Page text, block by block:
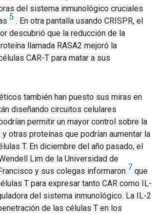
del sistema inmunológico cruciales
5 . En otra pantalla usando CRISPR, el
descubrió que la reducción de la
llamada RASA2 mejoró la
CAR-T para matar a sus
también han puesto sus miras en
diseñando circuitos celulares
permitir un mayor control sobre la
otras proteínas que podrían aumentar la
T. En diciembre del año pasado, el
Lim de la Universidad de
y sus colegas informaron 7 que
T para expresar tanto CAR como IL-
del sistema inmunológico. La IL-2
de las células T en los